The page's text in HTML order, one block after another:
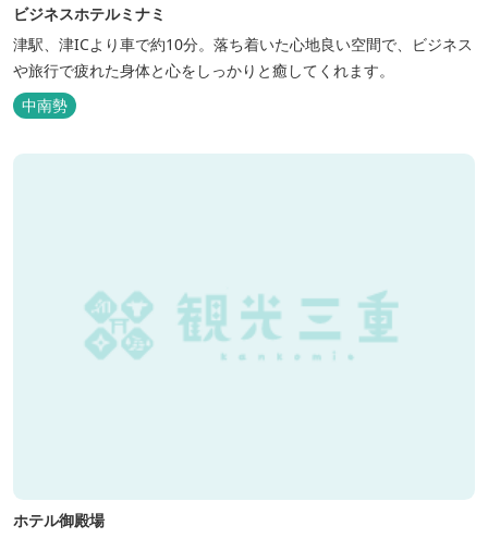
ビジネスホテルミナミ
津駅、津ICより車で約10分。落ち着いた心地良い空間で、ビジネス
や旅行で疲れた身体と心をしっかりと癒してくれます。
中南勢
ホテル御殿場